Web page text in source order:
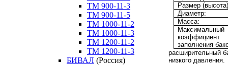
ТM 900-11-3
ТM 900-11-5
ТM 1000-11-2
ТM 1000-11-3
ТM 1200-11-2
ТM 1200-11-3
БИВАЛ (Россия)
Размер
Диаметр:
Масса:
Максимальный
коэффициент
заполнения
расширительный
низкого давления.